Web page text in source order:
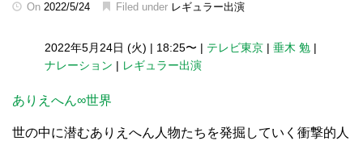
On 2022/5/24 Filed under レギュラー出演
2022年5月24日 (火) | 18:25〜 | テレビ東京 | 垂木 勉 |
ナレーション | レギュラー出演
ありえへん∞世界
世の中に潜むありえへん人物たちを発掘していく衝撃的人